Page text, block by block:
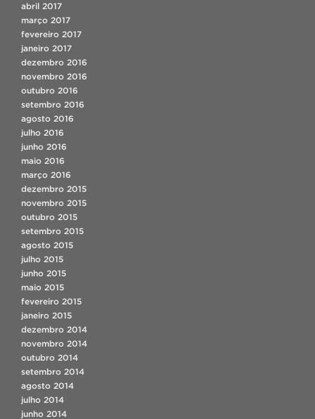
abril 2017
março 2017
fevereiro 2017
janeiro 2017
dezembro 2016
novembro 2016
outubro 2016
setembro 2016
agosto 2016
julho 2016
junho 2016
maio 2016
março 2016
dezembro 2015
novembro 2015
outubro 2015
setembro 2015
agosto 2015
julho 2015
junho 2015
maio 2015
fevereiro 2015
janeiro 2015
dezembro 2014
novembro 2014
outubro 2014
setembro 2014
agosto 2014
julho 2014
junho 2014